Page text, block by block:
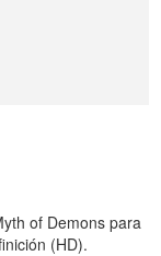
of Demons para
(HD).